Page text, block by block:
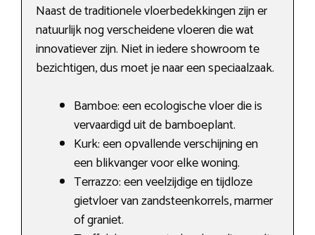
Naast de traditionele vloerbedekkingen zijn er
natuurlijk nog verscheidene vloeren die wat
innovatiever zijn. Niet in iedere showroom te
bezichtigen, dus moet je naar een speciaalzaak.
Bamboe: een ecologische vloer die is
vervaardigd uit de bamboeplant.
Kurk: een opvallende verschijning en
een blikvanger voor elke woning.
Terrazzo: een veelzijdige en tijdloze
gietvloer van zandsteenkorrels, marmer
of graniet.